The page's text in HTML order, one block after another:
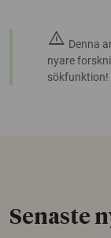
warning Denna
nyare
sökfunktion!
Senaste